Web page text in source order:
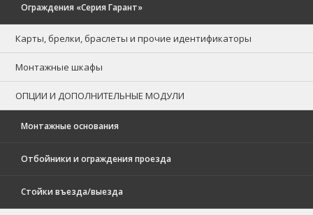
Ограждения «Серия Гарант»
Карты, брелки, браслеты и прочие идентификаторы
Монтажные шкафы
ОПЦИИ И ДОПОЛНИТЕЛЬНЫЕ МОДУЛИ
Монтажные основания
Отбойники и ограждения проезда
Стойки въезда/выезда